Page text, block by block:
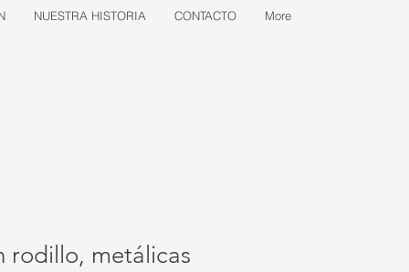
NUESTRA HISTORIA CONTACTO More
rodillo, metálicas